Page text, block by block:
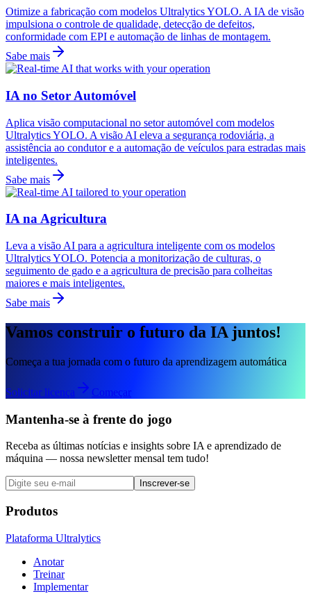
Otimize a fabricação com modelos Ultralytics YOLO. A IA de visão
impulsiona o controle de qualidade, detecção de defeitos,
conformidade com EPI e automação de linhas de montagem.
Sabe mais
IA no Setor Automóvel
Aplica visão computacional no setor automóvel com modelos
Ultralytics YOLO. A visão AI eleva a segurança rodoviária, a
assistência ao condutor e a automação de veículos para estradas mais
inteligentes.
Sabe mais
IA na Agricultura
Leva a visão AI para a agricultura inteligente com os modelos
Ultralytics YOLO. Potencia a monitorização de culturas, o
seguimento de gado e a agricultura de precisão para colheitas
maiores e mais inteligentes.
Sabe mais
Vamos construir o futuro da IA juntos!
Começa a tua jornada com o futuro da aprendizagem automática
Solicitar licença Começar
Mantenha-se à frente do jogo
Receba as últimas notícias e insights sobre IA e aprendizado de
máquina — nossa newsletter mensal tem tudo!
Inscrever-se
Produtos
Plataforma Ultralytics
Anotar
Treinar
Implementar